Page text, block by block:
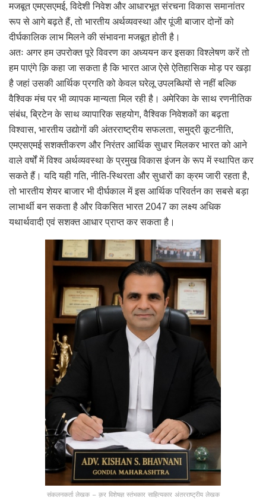
मजबूत एमएसएमई, विदेशी निवेश और आधारभूत संरचना विकास समानांतर
रूप से आगे बढ़ते हैं, तो भारतीय अर्थव्यवस्था और पूंजी बाजार दोनों को
दीर्घकालिक लाभ मिलने की संभावना मजबूत होती है।
अतः अगर हम उपरोक्त पूरे विवरण का अध्ययन कर इसका विश्लेषण करें तो
हम पाएंगे क़ि कहा जा सकता है कि भारत आज ऐसे ऐतिहासिक मोड़ पर खड़ा
है जहां उसकी आर्थिक प्रगति को केवल घरेलू उपलब्धियों से नहीं बल्कि
वैश्विक मंच पर भी व्यापक मान्यता मिल रही है। अमेरिका के साथ रणनीतिक
संबंध, ब्रिटेन के साथ व्यापारिक सहयोग, वैश्विक निवेशकों का बढ़ता
विश्वास, भारतीय उद्योगों की अंतरराष्ट्रीय सफलता, समुद्री कूटनीति,
एमएसएमई सशक्तीकरण और निरंतर आर्थिक सुधार मिलकर भारत को आने
वाले वर्षों में विश्व अर्थव्यवस्था के प्रमुख विकास इंजन के रूप में स्थापित कर
सकते हैं। यदि यही गति, नीति-स्थिरता और सुधारों का क्रम जारी रहता है,
तो भारतीय शेयर बाजार भी दीर्घकाल में इस आर्थिक परिवर्तन का सबसे बड़ा
लाभार्थी बन सकता है और विकसित भारत 2047 का लक्ष्य अधिक
यथार्थवादी एवं सशक्त आधार प्राप्त कर सकता है।
संकलनकर्ता लेखक – क़र विशेषज्ञ स्तंभकार साहित्यकार अंतरराष्ट्रीय लेखक